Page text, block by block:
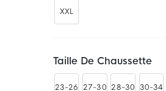
Écharpes
XXL
Taille De Chaussette
23-26 27-30 28-30 30-34